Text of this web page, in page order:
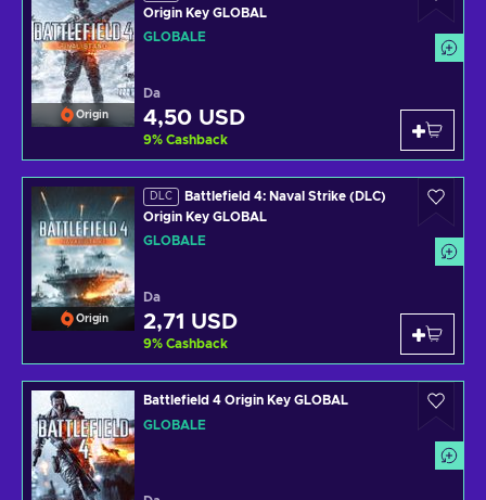
Origin
Origin Key GLOBAL
GLOBALE
Da
4,50 USD
9% Cashback
Origin
DLC
Battlefield 4: Naval Strike (DLC)
Origin Key GLOBAL
GLOBALE
Da
2,71 USD
9% Cashback
Battlefield 4 Origin Key GLOBAL
GLOBALE